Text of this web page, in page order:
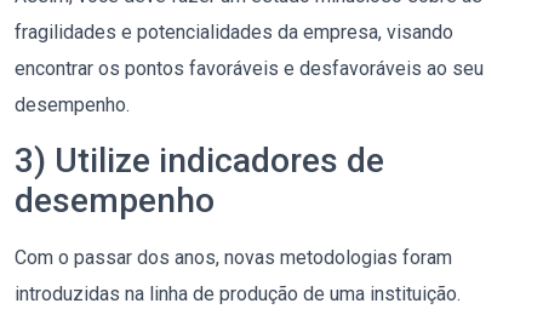
fragilidades e potencialidades da empresa, visando
encontrar os pontos favoráveis e desfavoráveis ao seu
desempenho.
3) Utilize indicadores de
desempenho
Com o passar dos anos, novas metodologias foram
introduzidas na linha de produção de uma instituição.